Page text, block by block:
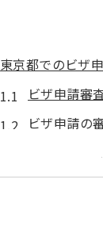
東京都でのビザ
ビザ申請審
ビザ申請の
審査時間を
追加資料依